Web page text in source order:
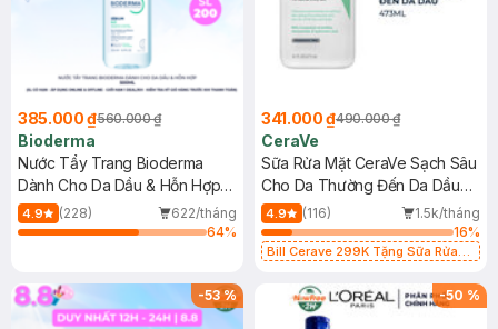
385.000 ₫560.000 ₫
Bioderma
Nước Tẩy Trang Bioderma
Dành Cho Da Dầu & Hỗn Hợp
500ml
4.9 (228)
622/tháng
64%
341.000 ₫490.000 ₫
CeraVe
Sữa Rửa Mặt CeraVe Sạch Sâu
Cho Da Thường Đến Da Dầu
473ml
4.9 (116)
1.5k/tháng
16%
Bill Cerave 299K Tặng Sữa Rửa
-53% -50 %